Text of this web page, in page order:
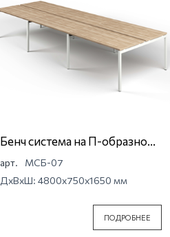
Бенч система на П-образной
опоре Магна МСБ-07
арт.
МСБ-07
ДхВхШ: 4800x750x1650 мм
ПОДРОБНЕЕ